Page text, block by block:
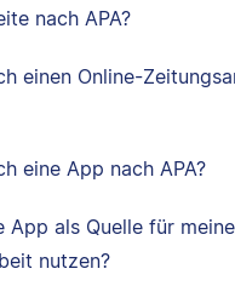
nach APA?
einen Online-
eine App nach APA?
App als Quelle für meine
nutzen?